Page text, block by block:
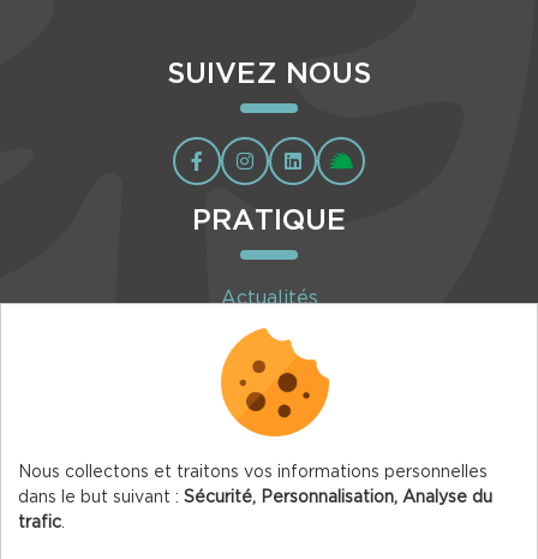
SUIVEZ NOUS
PRATIQUE
Actualités
Agenda
Inscription à la newsletter
Nous collectons et traitons vos informations personnelles
dans le but suivant : Sécurité, Personnalisation, Analyse du
trafic.